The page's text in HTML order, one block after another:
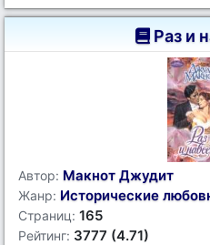
Раз и
Автор: Макнот Джудит
Жанр: Исторические
Страниц: 165
Рейтинг: 3777 (4.71)